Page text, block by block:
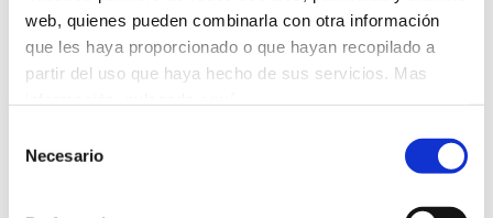
web, quienes pueden combinarla con otra información
que les haya proporcionado o que hayan recopilado a
partir del uso que haya hecho de sus servicios. Mas
Necesario
además de que supone un aumento del riesgo
del control a los trabajadores fuera de su
horario de trabajo, menoscabando su derecho a
la privacidad.
En estos supuestos, el juicio de
proporcionalidad debe ser especialmente
Audiencia